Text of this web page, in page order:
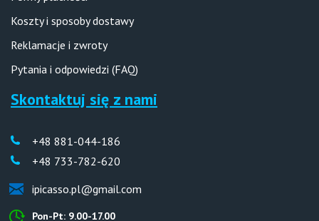
Koszty i sposoby dostawy
Reklamacje i zwroty
Pytania i odpowiedzi (FAQ)
Skontaktuj się z nami
+48 881-044-186
+48 733-782-620
ipicasso.pl@gmail.com
Pon-Pt: 9.00-17.00